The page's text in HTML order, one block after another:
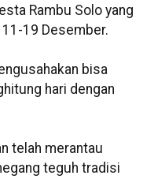
Rambu Solo yang
19 Desember.
bisa
hari dengan
telah merantau
teguh tradisi